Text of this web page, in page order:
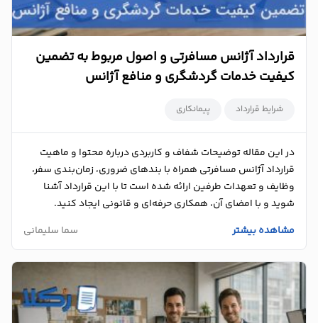
قرارداد آژانس مسافرتی و اصول مربوط به تضمین
کیفیت خدمات گردشگری و منافع آژانس
شرایط قرارداد پیمانکاری
در این مقاله توضیحات شفاف و کاربردی درباره محتوا و ماهیت
قرارداد آژانس مسافرتی همراه با بندهای ضروری، زمان‌بندی سفر،
وظایف و تعهدات طرفین ارائه شده است تا با این قرارداد آشنا
شوید و با امضای آن، همکاری حرفه‌ای و قانونی ایجاد کنید.
مشاهده بیشتر
سما سلیمانی